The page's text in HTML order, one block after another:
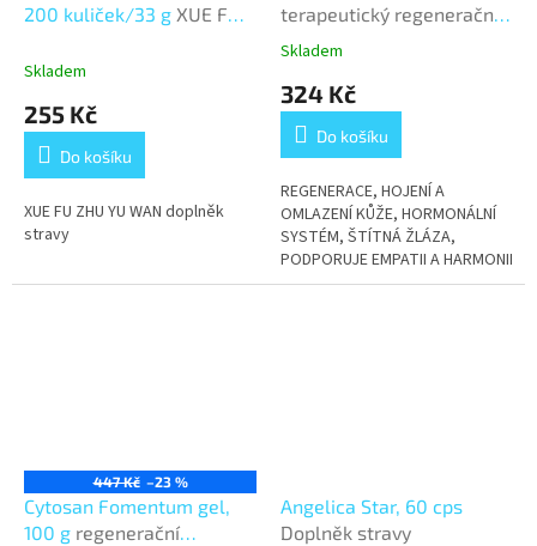
200 kuliček/33 g XUE FU
Skladem
255 Kč
Do košíku
XUE FU ZHU YU WAN doplněk
stravy
terapeutický regenerační
krém
Průměrné
produktu
3,1
5
hvězdiček.
Skladem
324 Kč
Do košíku
REGENERACE, HOJENÍ A
OMLAZENÍ KŮŽE, HORMONÁLNÍ
SYSTÉM, ŠTÍTNÁ ŽLÁZA,
PODPORUJE EMPATII A HARMONII
447 Kč –23 %
Cytosan Fomentum gel,
100 g regenerační
Angelica Star, 60 cps
Doplněk stravy